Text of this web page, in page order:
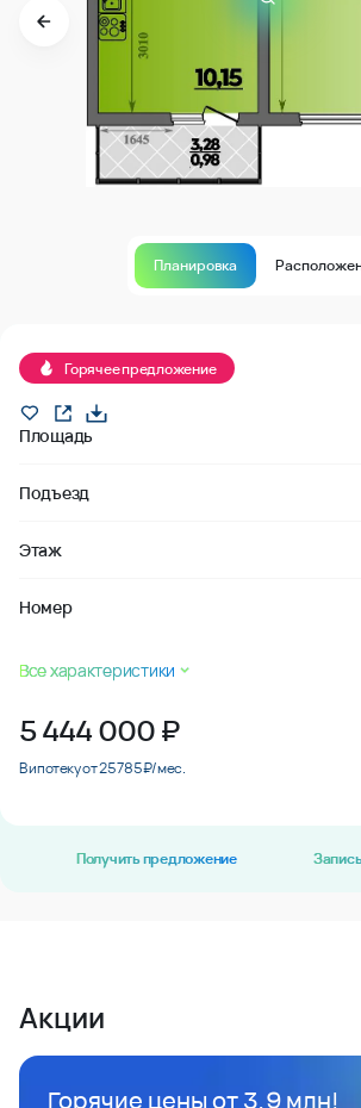
Планировка
Горячее предложение
Площадь
Подъезд
Этаж
Номер
Все характеристики
5 444 000₽
В ипотеку от 25 785 ₽/мес.
Получить предложение
Акции
Горячие цены от 3,9 млн!